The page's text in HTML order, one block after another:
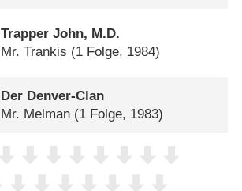
Trapper John, M.D.
Mr. Trankis (1 Folge, 1984)
Der Denver-Clan
Mr. Melman (1 Folge, 1983)